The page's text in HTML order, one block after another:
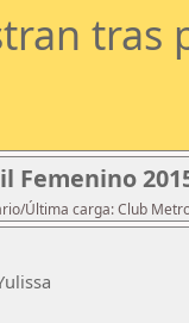
tras
Última carga: Club